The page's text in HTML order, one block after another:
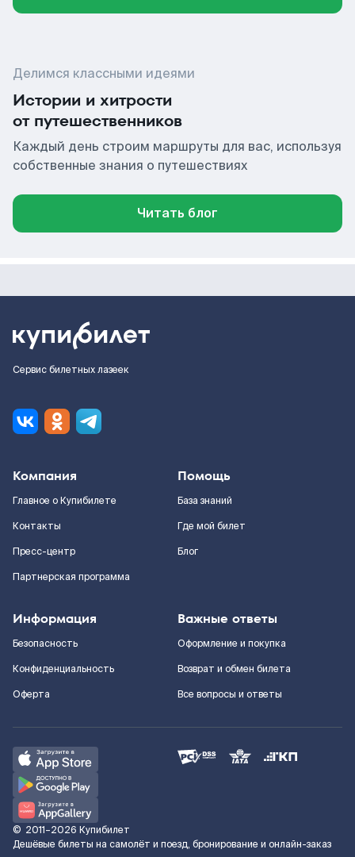
Делимся классными идеями
Истории и хитрости
от путешественников
Каждый день строим маршруты для вас, используя
собственные знания о путешествиях
Читать блог
Сервис билетных лазеек
Компания
Главное о Купибилете
Контакты
Пресс-центр
Партнерская программа
Помощь
База знаний
Где мой билет
Блог
Информация
Безопасность
Конфиденциальность
Оферта
Важные ответы
Оформление и покупка
Возврат и обмен билета
Все вопросы и ответы
© 2011–2026 Купибилет
Дешёвые билеты на самолёт и поезд, бронирование и онлайн-заказ